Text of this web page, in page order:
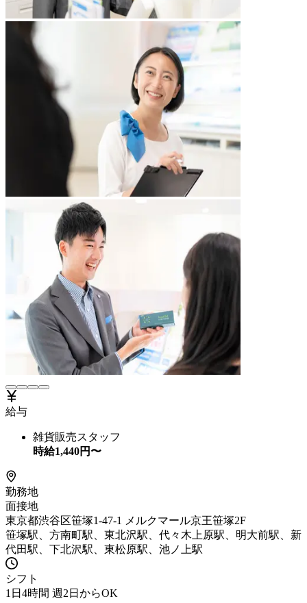
給与
雑貨販売スタッフ
時給1,440円〜
勤務地
面接地
東京都渋谷区笹塚1-47-1 メルクマール京王笹塚2F
笹塚駅、方南町駅、東北沢駅、代々木上原駅、明大前駅、新
代田駅、下北沢駅、東松原駅、池ノ上駅
シフト
1日4時間 週2日からOK